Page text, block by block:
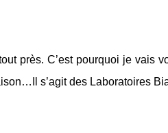
près. C’est pourquoi je vais
s’agit des Laboratoires